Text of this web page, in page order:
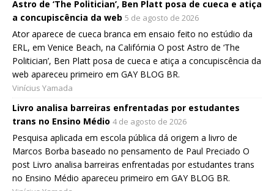
Astro de ‘The Politician’, Ben Platt posa de cueca e atiça
a concupiscência da web 5 de agosto de 2026
Ator aparece de cueca branca em ensaio feito no estúdio da
ERL, em Venice Beach, na Califórnia O post Astro de ‘The
Politician’, Ben Platt posa de cueca e atiça a concupiscência da
web apareceu primeiro em GAY BLOG BR.
Vinícius Yamada
Livro analisa barreiras enfrentadas por estudantes
trans no Ensino Médio 4 de agosto de 2026
Pesquisa aplicada em escola pública dá origem a livro de
Marcos Borba baseado no pensamento de Paul Preciado O
post Livro analisa barreiras enfrentadas por estudantes trans
no Ensino Médio apareceu primeiro em GAY BLOG BR.